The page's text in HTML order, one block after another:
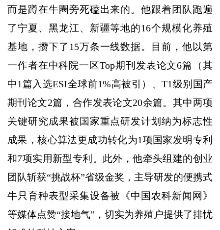
而是蹲在牛圈旁死磕出来的。他跟着团队跑遍
了宁夏、黑龙江、新疆等地的16个规模化养殖
基地，攒下了15万条一线数据。目前，他以第
一作者在中科院一区Top期刊发表论文6篇（其
中1篇入选ESI全球前1%高被引）、T1级别国产
期刊论文2篇，合作发表论文20余篇。其中两项
关键研究成果被国家重点研发计划纳为标志性
成果，核心算法更成功转化为1项国家发明专利
和7项实用新型专利。此外，他牵头组建的创业
团队斩获“挑战杯”省级金奖，主导研发的便携式
牛只育种表型采集设备被《中国农科新闻网》
等媒体点赞“接地气”，切实为养殖户提供了排忧